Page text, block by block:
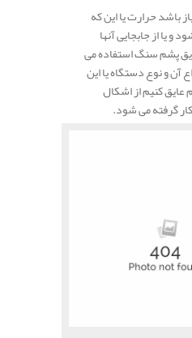
باشد حرارت یا این که
یا از جابجایی آنها
پشم سنگ استفاده می
آن و نوع دستگاه یا این
کنیم از اشکال
گرفته می شود.